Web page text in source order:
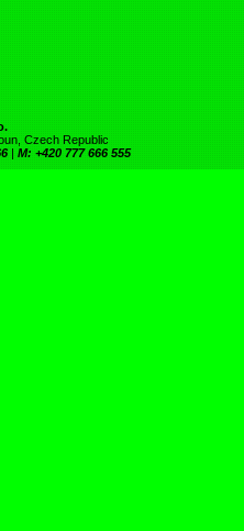
Czech Republic
| M: +420 777 666 555